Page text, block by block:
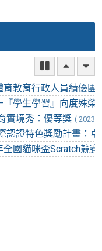
暫
停
往
上
往
上
學生學習』向度殊榮
實境秀：優等獎(
認證特色獎勵計畫：
國貓咪盃Scratch競
術教育貢獻獎」國中